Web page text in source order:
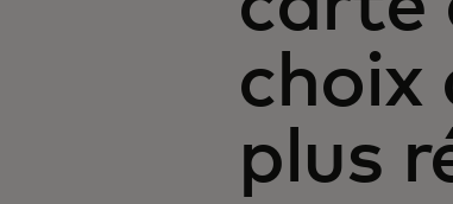
choix
plus